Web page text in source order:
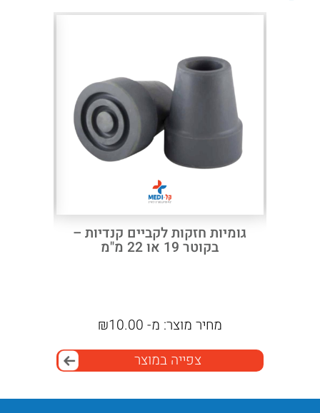
Previous
גומיות חזקות לקביים קנדיות –
בקוטר 19 או 22 מ"מ
מחיר מוצר: מ- ₪10.00
צפייה במוצר